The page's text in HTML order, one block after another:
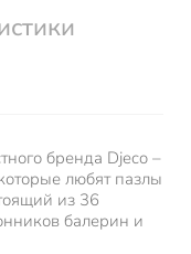
бренда Djeco –
любят пазлы
из 36
балерин и